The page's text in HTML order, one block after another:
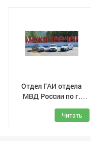
Отдел ГАИ отдела
МВД России по г.
Междуреченск
Читать